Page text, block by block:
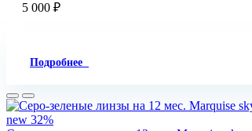
5 000 ₽
Подробнее
new 32%